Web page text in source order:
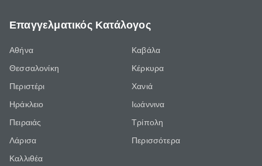
Επαγγελματικός Κατάλογος
Αθήνα
Θεσσαλονίκη
Περιστέρι
Ηράκλειο
Πειραιάς
Λάρισα
Καλλιθέα
Καβάλα
Κέρκυρα
Χανιά
Ιωάννινα
Τρίπολη
Περισσότερα